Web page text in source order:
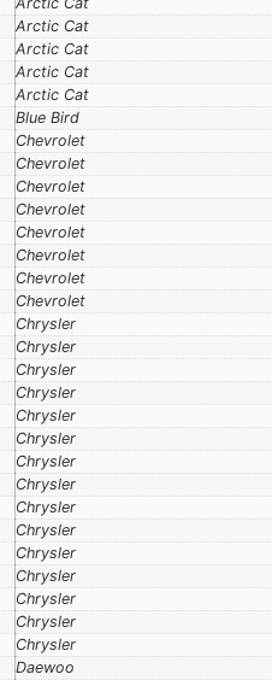
Arctic Cat
Arctic Cat
Arctic Cat
Arctic Cat
Blue Bird
Chevrolet
Chevrolet
Chevrolet
Chevrolet
Chevrolet
Chevrolet
Chevrolet
Chevrolet
Chrysler
Chrysler
Chrysler
Chrysler
Chrysler
Chrysler
Chrysler
Chrysler
Chrysler
Chrysler
Chrysler
Chrysler
Chrysler
Chrysler
Chrysler
Daewoo